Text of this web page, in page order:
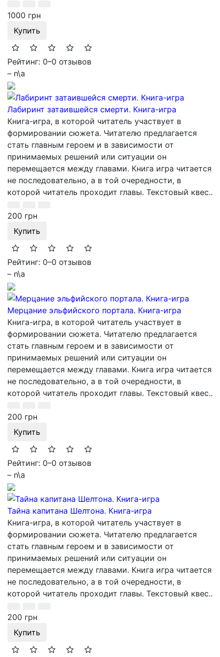
1000 грн
Купить
Рейтинг: 0–0 отзывов
– n\a
Лабиринт затаившейся смерти. Книга-игра
Книга-игра, в которой читатель участвует в
формировании сюжета. Читателю предлагается
стать главным героем и в зависимости от
принимаемых решений или ситуации он
перемещается между главами. Книга игра читается
не последовательно, а в той очередности, в
которой читатель проходит главы. Текстовый квес..
200 грн
Купить
Рейтинг: 0–0 отзывов
– n\a
Мерцание эльфийского портала. Книга-игра
Книга-игра, в которой читатель участвует в
формировании сюжета. Читателю предлагается
стать главным героем и в зависимости от
принимаемых решений или ситуации он
перемещается между главами. Книга игра читается
не последовательно, а в той очередности, в
которой читатель проходит главы. Текстовый квес..
200 грн
Купить
Рейтинг: 0–0 отзывов
– n\a
Тайна капитана Шелтона. Книга-игра
Книга-игра, в которой читатель участвует в
формировании сюжета. Читателю предлагается
стать главным героем и в зависимости от
принимаемых решений или ситуации он
перемещается между главами. Книга игра читается
не последовательно, а в той очередности, в
которой читатель проходит главы. Текстовый квес..
200 грн
Купить